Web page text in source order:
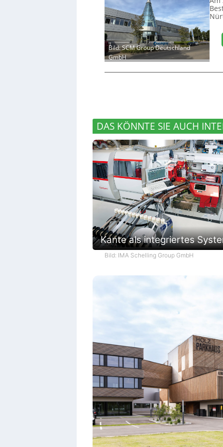
Bild: SCM Group Deutschland
GmbH
DAS KÖNNTE SIE AUCH
Kante als integriertes
Bild: IMA Schelling Group GmbH